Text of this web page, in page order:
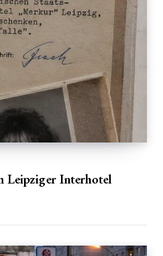
Leipziger Interhotel